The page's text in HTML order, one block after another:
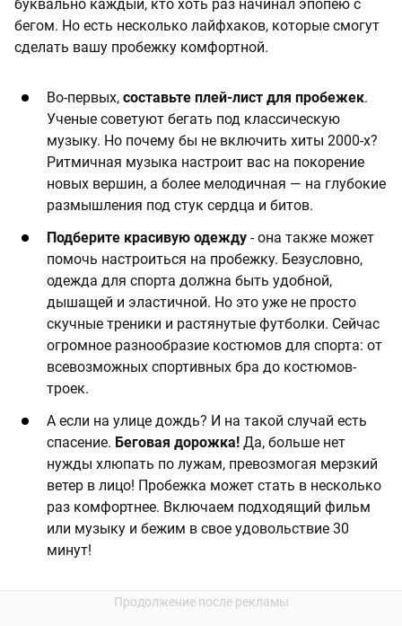
буквально каждый, кто хоть раз начинал эпопею с
бегом. Но есть несколько лайфхаков, которые смогут
сделать вашу пробежку комфортной.
Во-первых, составьте плей-лист для пробежек.
Ученые советуют бегать под классическую
музыку. Но почему бы не включить хиты 2000-х?
Ритмичная музыка настроит вас на покорение
новых вершин, а более мелодичная — на глубокие
размышления под стук сердца и битов.
Подберите красивую одежду - она также может
помочь настроиться на пробежку. Безусловно,
одежда для спорта должна быть удобной,
дышащей и эластичной. Но это уже не просто
скучные треники и растянутые футболки. Сейчас
огромное разнообразие костюмов для спорта: от
всевозможных спортивных бра до костюмов-
троек.
А если на улице дождь? И на такой случай есть
спасение. Беговая дорожка! Да, больше нет
нужды хлюпать по лужам, превозмогая мерзкий
ветер в лицо! Пробежка может стать в несколько
раз комфортнее. Включаем подходящий фильм
или музыку и бежим в свое удовольствие 30
минут!